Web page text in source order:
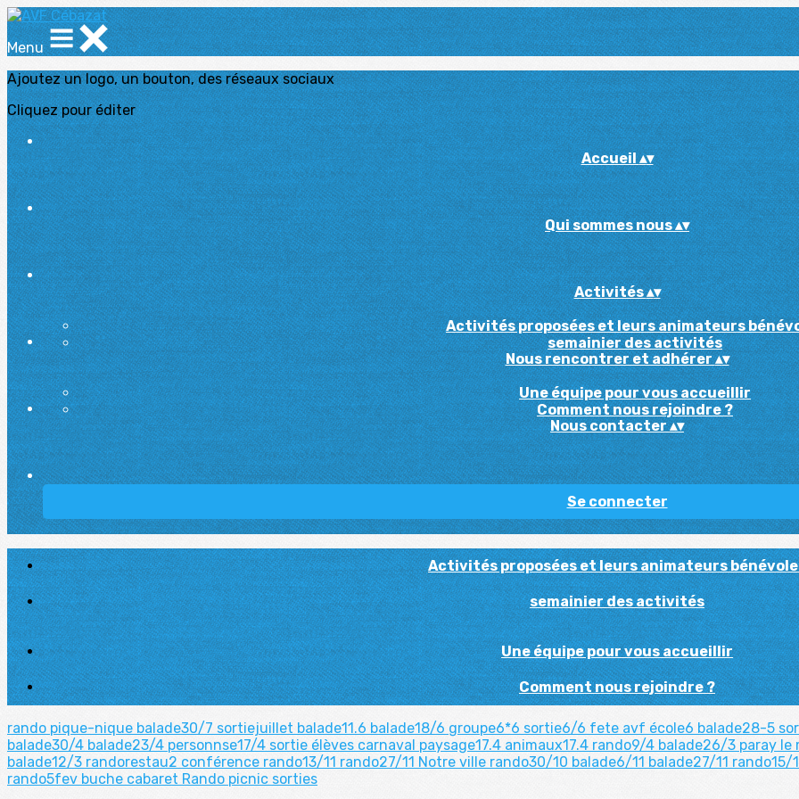
Menu
Ajoutez un logo, un bouton, des réseaux sociaux
Cliquez pour éditer
Accueil▴▾
Qui sommes nous▴▾
Activités▴▾
Activités proposées et leurs animateurs
semainier des activités
Nous rencontrer et adhérer▴▾
Une équipe pour vous accueillir
Comment nous rejoindre ?
Nous contacter▴▾
Se connecter
Activités proposées et leurs animateurs
semainier des activités
Une équipe pour vous accueillir
Comment nous rejoindre ?
rando pique-nique balade30/7 sortiejuillet balade11.6 balade18/6 groupe6*6 sortie6/6 fete avf école6 balade28-5
balade30/4 balade23/4 personnse17/4 sortie élèves carnaval paysage17.4 animaux17.4 rando9/4 balade26/3 paray le
balade12/3 randorestau2 conférence rando13/11 rando27/11 Notre ville rando30/10 balade6/11 balade27/11 rando15/
rando5fev buche cabaret Rando picnic sorties